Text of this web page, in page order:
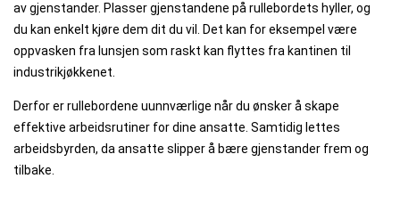
av gjenstander. Plasser gjenstandene på rullebordets hyller, og
du kan enkelt kjøre dem dit du vil. Det kan for eksempel være
oppvasken fra lunsjen som raskt kan flyttes fra kantinen til
industrikjøkkenet.
Derfor er rullebordene uunnværlige når du ønsker å skape
effektive arbeidsrutiner for dine ansatte. Samtidig lettes
arbeidsbyrden, da ansatte slipper å bære gjenstander frem og
tilbake.